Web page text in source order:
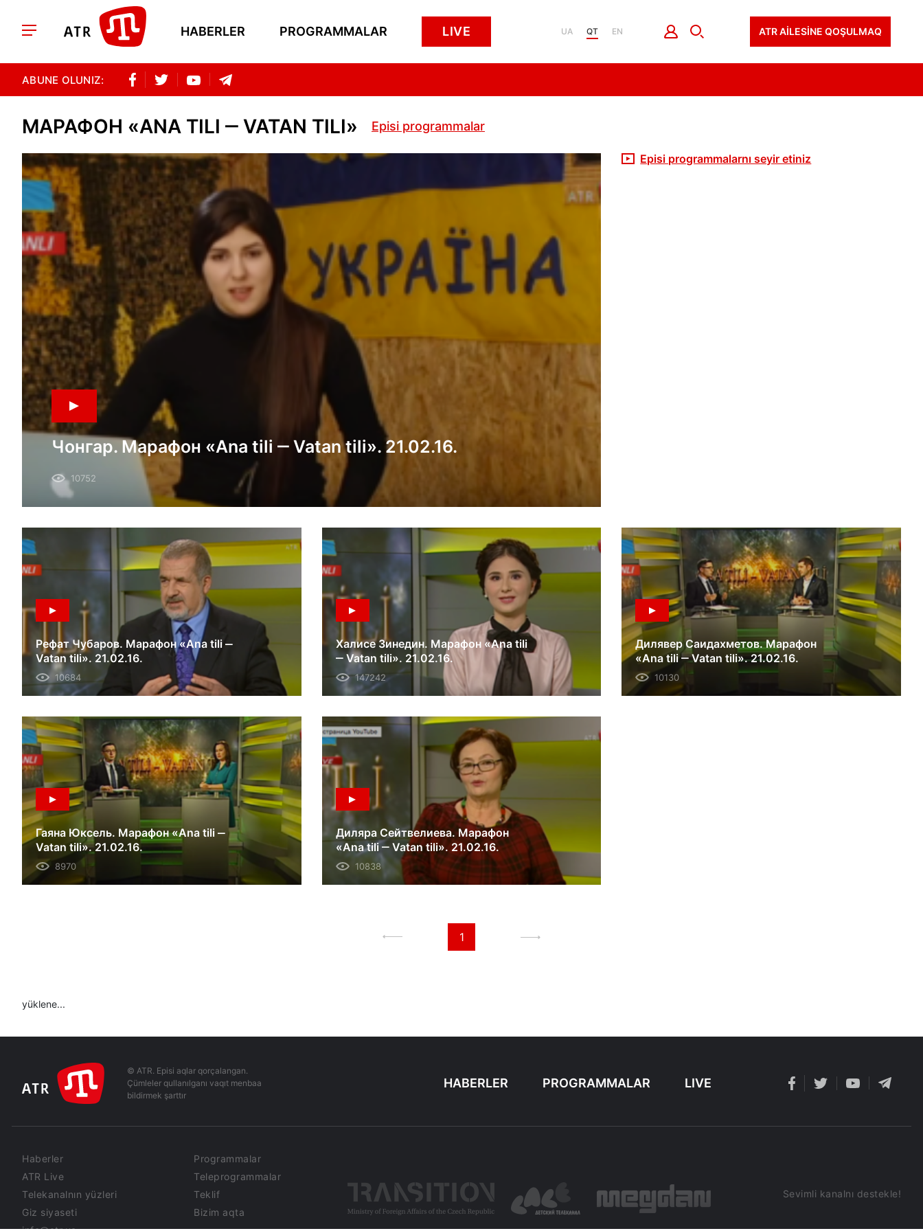
HABERLER PROGRAMMALAR LIVE UA QT EN ATR AİLESİNE QOŞULMAQ
ABUNE OLUNIZ:
МАРАФОН «ANA TILI ‒ VATAN TILI» Episi programmalar
Чонгар. Марафон «Ana tili ‒ Vatan tili». 21.02.16.
10752
Рефат Чубаров. Марафон «Ana tili ‒
Vatan tili». 21.02.16.
10684
Халисе Зинедин. Марафон «Ana tili
‒ Vatan tili». 21.02.16.
147242
Дилявер Саидахметов. Марафон
«Ana tili ‒ Vatan tili». 21.02.16.
10130
Гаяна Юксель. Марафон «Ana tili ‒
Vatan tili». 21.02.16.
8970
Диляра Сейтвелиева. Марафон
«Ana tili ‒ Vatan tili». 21.02.16.
10838
Episi programmalarnı seyir etiniz
1
yüklene...
© ATR. Episi aqlar qorçalangan.
Çümleler qullanılganı vaqıt menbaa
bildirmek şarttır
HABERLER PROGRAMMALAR LIVE
Haberler
Programmalar
ATR Live
Teleprogrammalar
Telekanalnın yüzleri
Teklif
Giz siyaseti
Bizim aqta
Sevimli kanalnı destekle!